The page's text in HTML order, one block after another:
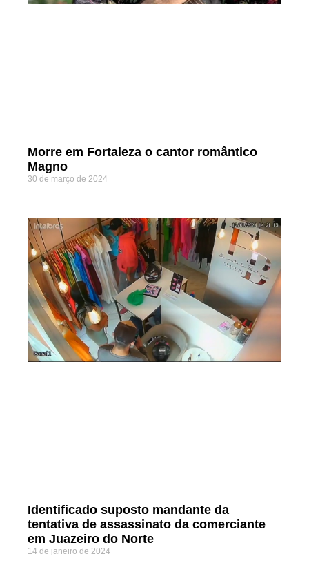
Morre em Fortaleza o cantor romântico
Magno
30 de março de 2024
Identificado suposto mandante da
tentativa de assassinato da comerciante
em Juazeiro do Norte
14 de janeiro de 2024